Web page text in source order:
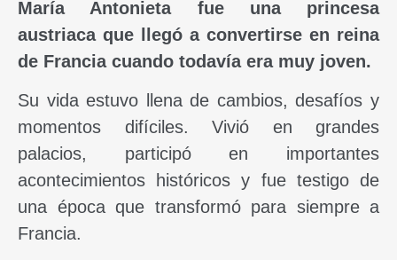
María Antonieta fue una princesa
austriaca que llegó a convertirse en reina
de Francia cuando todavía era muy joven.
Su vida estuvo llena de cambios, desafíos y
momentos difíciles. Vivió en grandes
palacios, participó en importantes
acontecimientos históricos y fue testigo de
una época que transformó para siempre a
Francia.